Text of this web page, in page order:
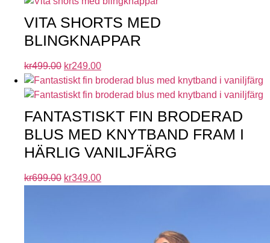
VITA SHORTS MED
BLINGKNAPPAR
kr499.00 kr249.00
FANTASTISKT FIN BRODERAD
BLUS MED KNYTBAND FRAM I
HÄRLIG VANILJFÄRG
kr699.00 kr349.00